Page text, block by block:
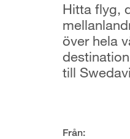
Hitta flyg,
över hela
till
Från: